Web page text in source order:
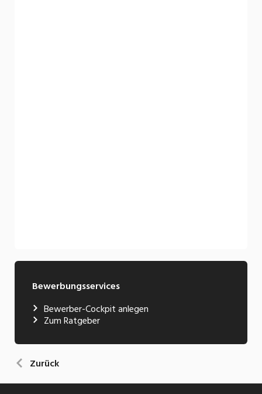
Bewerbungsservices
Bewerber-Cockpit anlegen
Zum Ratgeber
Zurück